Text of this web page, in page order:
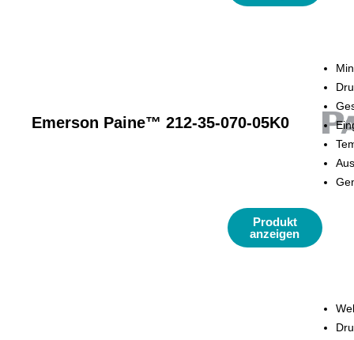
Emerson Paine™ 212-35-070-05K0
Produkt
anzeigen